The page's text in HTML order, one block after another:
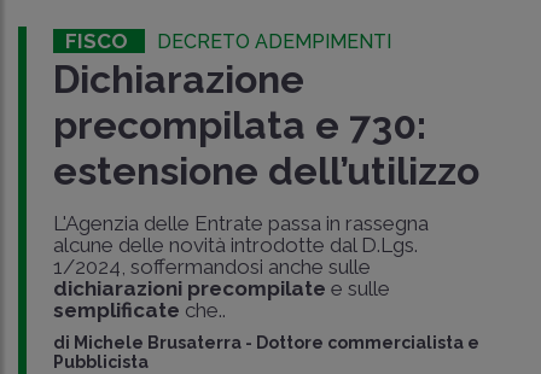
FISCO DECRETO ADEMPIMENTI
Dichiarazione
precompilata e 730:
estensione dell’utilizzo
L'Agenzia delle Entrate passa in rassegna
alcune delle novità introdotte dal D.Lgs.
1/2024, soffermandosi anche sulle
dichiarazioni precompilate e sulle
semplificate che..
di Michele Brusaterra - Dottore commercialista e
Pubblicista